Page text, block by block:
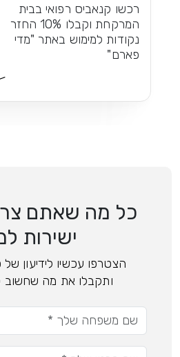
רכשו קנאביס רפואי בבית
המרקחת וקבלו 10% החזר
נקודות למימוש באתר "מדי
פארם"
כל מה שאתם
ישירות
הצטרפו עכשיו לידיעון
ותקבלו את מה